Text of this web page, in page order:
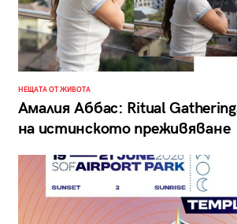
НЕЩАТА ОТ ЖИВОТА
Амалия Аббас: Ritual
на истинското преживяване